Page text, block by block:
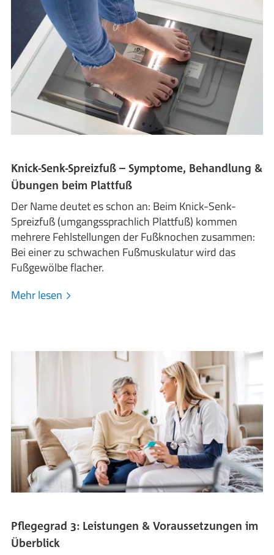
Knick-Senk-Spreizfuß – Symptome, Behandlung &
Übungen beim Plattfuß
Der Name deutet es schon an: Beim Knick-Senk-
Spreizfuß (umgangssprachlich Plattfuß) kommen
mehrere Fehlstellungen der Fußknochen zusammen:
Bei einer zu schwachen Fußmuskulatur wird das
Fußgewölbe flacher.
Mehr lesen
Pflegegrad 3: Leistungen & Voraussetzungen im
Überblick